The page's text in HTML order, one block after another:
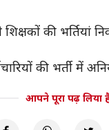
की भर्तियां
की भर्ती में
आपने पूरा पढ़ लिया